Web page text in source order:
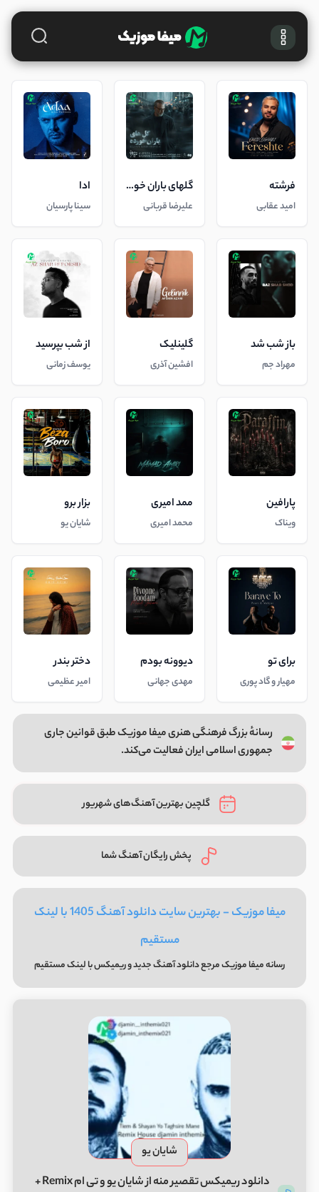
فرشته
امید عقابی
گلهای باران خورده
علیرضا قربانی
ادا
سینا پارسیان
باز شب شد
مهراد جم
گلینلیک
افشین آذری
از شب بپرسید
یوسف زمانی
پارافین
ویناک
ممد امیری
محمد امیری
بزار برو
شایان یو
برای تو
مهیار و گاد پوری
دیوونه بودم
مهدی جهانی
دختر بندر
امیر عظیمی
رسانهٔ بزرگ فرهنگی هنری میفا موزیک طبق قوانین جاری
جمهوری اسلامی ایران فعالیت می‌کند.
گلچین بهترین آهنگ‌های شهریور
پخش رایگان آهنگ شما
میفا موزیک - بهترین سایت دانلود آهنگ 1405 با لینک
مستقیم
رسانه میفا موزیک مرجعدانلود آهنگجدید وریمیکسبا لینک مستقیم
شایان یو
دانلود ریمیکس تقصیر منه از شایان یو و تی ام Remix +